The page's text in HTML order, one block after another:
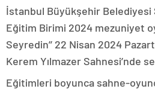
İstanbul Büyükşehir Belediyesi
Eğitim Birimi 2024 mezuniyet
Seyredin’’ 22 Nisan 2024
Kerem Yılmazer Sahnesi’nde
Eğitimleri boyunca sahne-